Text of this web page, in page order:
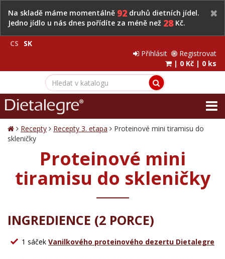
Na skladě máme momentálně 92 druhů dietních jídel.
Jedno jídlo u nás dnes pořídíte za méně než 28Kč.
CS
SK
Přihlásit
Registrovat
| 0 Kč | 0 ks
Recepty Recepty 3. etapa
Proteinové mini tiramisu do
skleničky
Proteinové mini
tiramisu do skleničky
INGREDIENCE (2 PORCE)
1 sáček Vanilkového proteinového dezertu Dietalegre